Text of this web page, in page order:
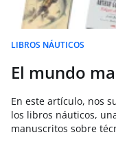
LIBROS NÁUTICOS
El mundo
En este artículo, nos
los libros náuticos,
manuscritos sobre